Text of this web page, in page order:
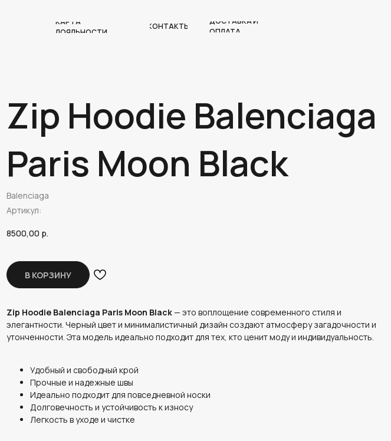
КОНТАКТЫ
ДОСТАВКА И
ОПЛАТА
КАРТА
ЛОЯЛЬНОСТИ
Zip Hoodie Balenciaga
Paris Moon Black
Balenciaga
Артикул:
8500,00 р.
В КОРЗИНУ
Zip Hoodie Balenciaga Paris Moon Black— это воплощение современного стиля и
элегантности. Черный цвет и минималистичный дизайн создают атмосферу загадочности и
утонченности. Эта модель идеально подходит для тех, кто ценит моду и индивидуальность.
Удобный и свободный крой
Прочные и надежные швы
Идеально подходит для повседневной носки
Долговечность и устойчивость к износу
Легкость в уходе и чистке